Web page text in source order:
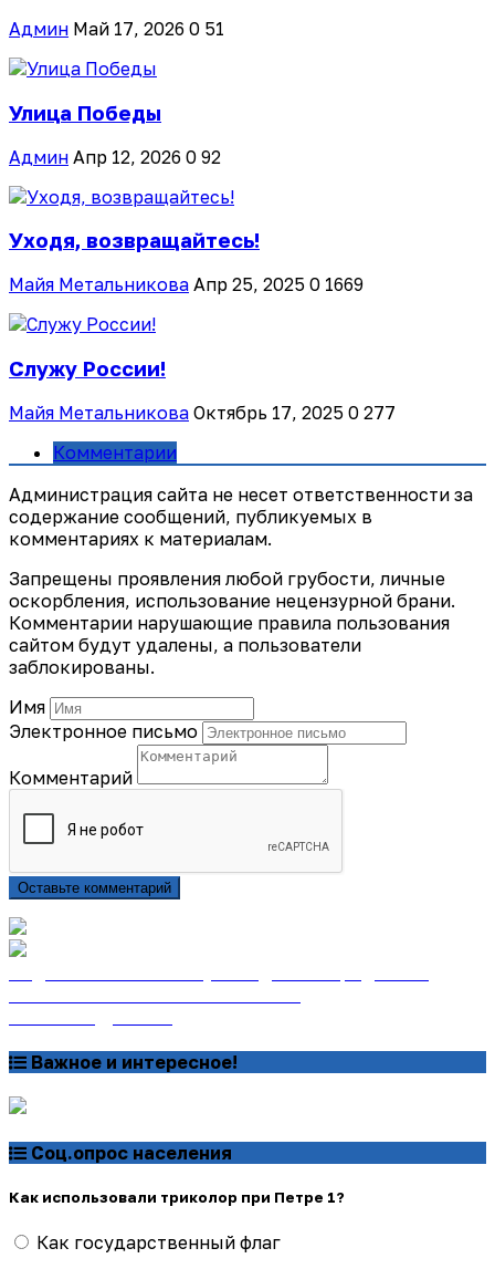
Админ Май 17, 2026 0 51
Улица Победы
Админ Апр 12, 2026 0 92
Уходя, возвращайтесь!
Майя Метальникова Апр 25, 2025 0 1669
Служу России!
Майя Метальникова Октябрь 17, 2025 0 277
Комментарии
Администрация сайта не несет ответственности за
содержание сообщений, публикуемых в
комментариях к материалам.
Запрещены проявления любой грубости, личные
оскорбления, использование нецензурной брани.
Комментарии нарушающие правила пользования
сайтом будут удалены, а пользователи
заблокированы.
Имя
Электронное письмо
Комментарий
Оставьте комментарий
Важное и интересное!
Соц.опрос населения
Как использовали триколор при Петре 1?
Как государственный флаг